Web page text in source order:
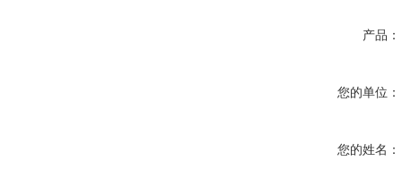
产品：
您的单位：
您的姓名：